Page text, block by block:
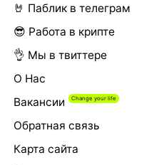
🤘 Паблик в телеграм
😎 Работа в крипте
👌 Мы в твиттере
О Нас
Вакансии
Обратная связь
Карта сайта